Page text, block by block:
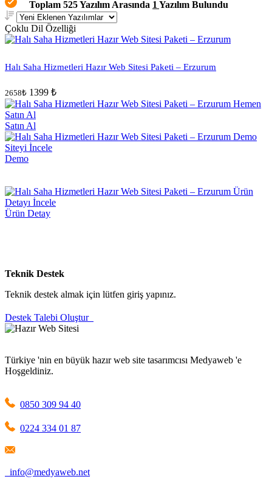
Toplam 525 Yazılım Arasında 1Yazılım Bulundu
Çoklu Dil Özelliği
Halı Saha Hizmetleri Hazır Web Sitesi Paketi – Erzurum
2658₺ 1399 ₺
Satın Al
Demo
Ürün Detay
Teknik Destek
Teknik destek almak için lütfen giriş yapınız.
Destek Talebi Oluştur
Türkiye 'nin en büyük hazır web site tasarımcısı Medyaweb 'e
Hoşgeldiniz.
0850 309 94 40
0224 334 01 87
info@medyaweb.net